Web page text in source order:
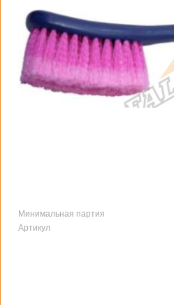
Минимальная партия
Артикул